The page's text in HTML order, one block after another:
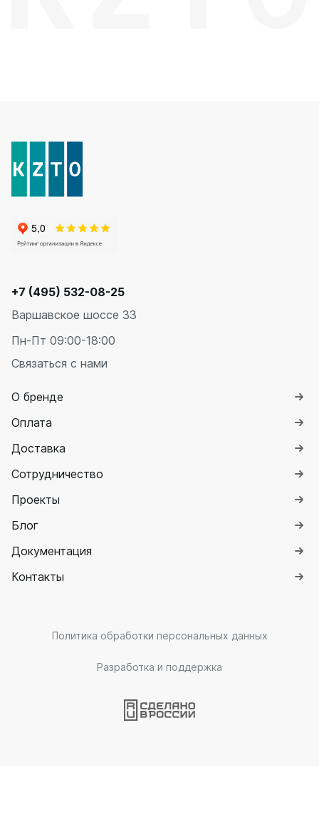
+7 (495) 532-08-25
Варшавское шоссе 33
Пн-Пт 09:00-18:00
Связаться с нами
О бренде
Оплата
Доставка
Сотрудничество
Проекты
Блог
Документация
Контакты
Политика обработки персональных данных
Разработка и поддержка